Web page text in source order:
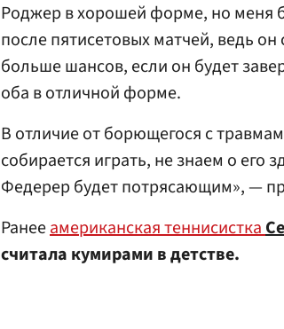
Роджер в хорошей форме, но меня
после пятисетовых матчей, ведь
больше шансов, если он будет
оба в отличной форме.
В отличие от борющегося с
собирается играть, не знаем о
Федерер будет потрясающим», —
Ранееамериканская теннисистка
считала кумирами в детстве.